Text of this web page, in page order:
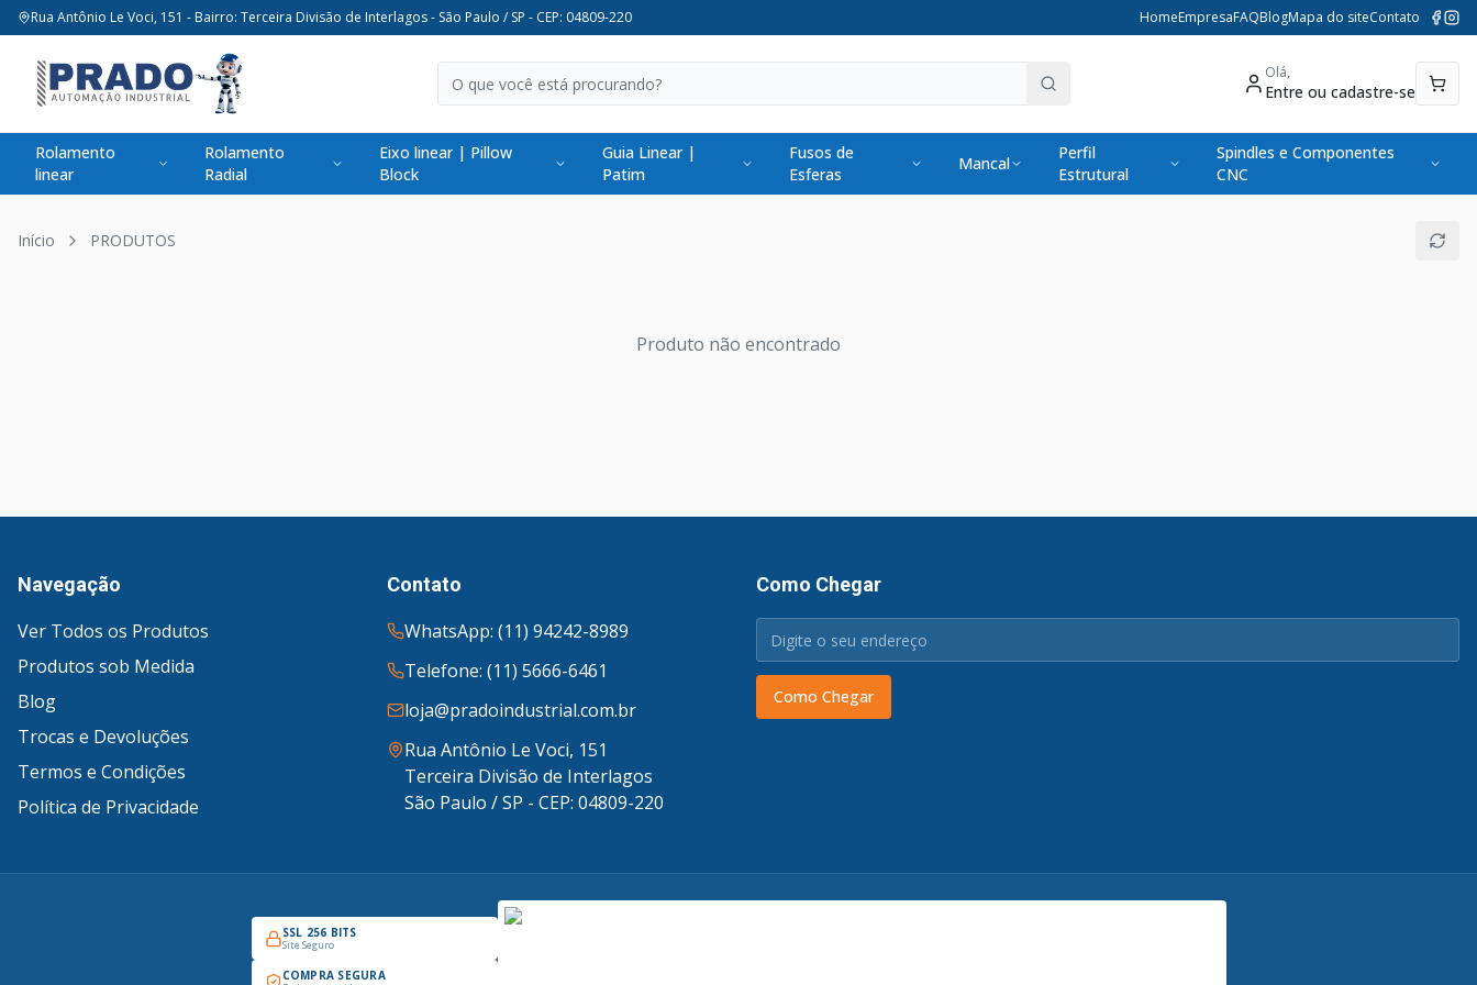
Rua Antônio Le Voci, 151 - Bairro: Terceira Divisão de Interlagos - São Paulo / SP - CEP: 04809-220 HomeEmpresaFAQBlogMapa do siteContato
Olá,
Entre ou cadastre-se
Rolamento
linear
Rolamento
Radial
Eixo linear | Pillow
Block
Guia Linear |
Patim
Fusos de
Esferas
Mancal
Perfil
Estrutural
Spindles e Componentes
CNC
Início PRODUTOS
Produto não encontrado
Navegação
Ver Todos os Produtos
Produtos sob Medida
Blog
Trocas e Devoluções
Termos e Condições
Política de Privacidade
Contato
WhatsApp: (11) 94242-8989
Telefone: (11) 5666-6461
loja@pradoindustrial.com.br
Rua Antônio Le Voci, 151
Terceira Divisão de Interlagos
São Paulo / SP - CEP: 04809-220
Como Chegar
Como Chegar
SSL 256 BITS
Site Seguro
COMPRA SEGURA